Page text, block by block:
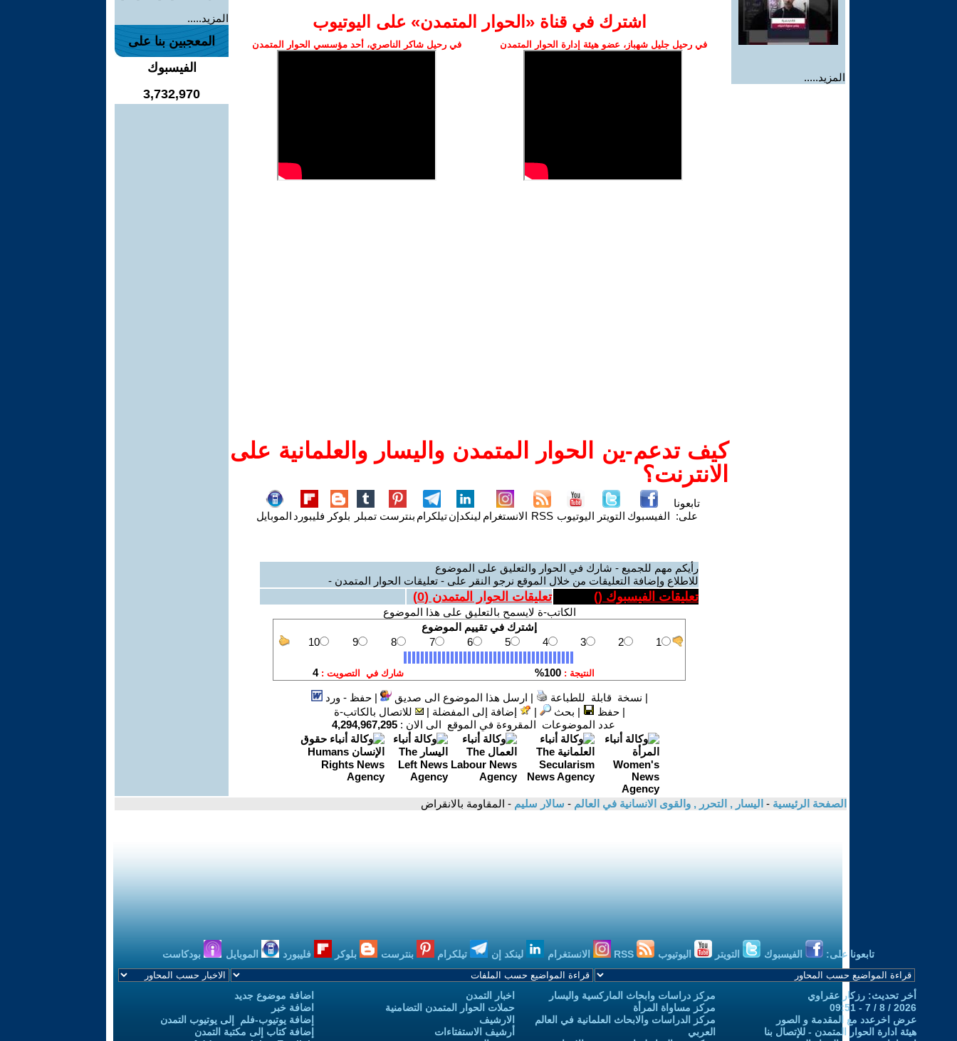
المزيد.....
اشترك في قناة ‫«الحوار المتمدن» على اليوتيوب
في رحيل جليل شهباز، عضو هيئة إدارة الحوار المتمدن في رحيل شاكر الناصري، أحد مؤسسي الحوار المتمدن
كيف تدعم-ين الحوار المتمدن واليسار والعلمانية على
الانترنت؟
تابعونا
على: الفيسبوك التويتر اليوتيوب RSS الانستغرام لينكدإنتيلكرام بنترست تمبلر بلوكر فليبورد الموبايل
رأيكم مهم للجميع - شارك في الحوار والتعليق على الموضوع
للاطلاع وإضافة التعليقات من خلال الموقع نرجو النقر على - تعليقات الحوار المتمدن -
تعليقات الفيسبوك () تعليقات الحوار المتمدن (0
)
الكاتب-ة لايسمح بالتعليق على هذا الموضوع
| نسخة قابلة للطباعة | ارسل هذا الموضوع الى صديق |حفظ - ورد
|حفظ | بحث | إضافة إلى المفضلة |
للاتصال بالكاتب-ة
عدد الموضوعات المقروءة في الموقع الى الان : 4,294,967,295
المزيد.....
المعجبين بنا على
الفيسبوك
3,732,970
الصفحة الرئيسية - اليسار , التحرر , والقوى الانسانية في العالم - سالار سليم - المقاومة بالانقراض
تابعونا على: الفيسبوك التويتر اليوتيوب الانستغرام لينكد إن تيلكرام بنترست بلوكر فليبورد الموبايل بودكاست
أخر تحديث: رزكار عقراوي
2026 / 8 / 7 - 09:51
عرض اخرعدد مع المقدمة و الصور
هيئة ادارة الحوار المتمدن - للإتصال بنا
مركز دراسات وابحاث الماركسية واليسار
مركز مساواة المرأة
مركز الدراسات والابحاث العلمانية في العالم
العربي
اخبار التمدن
حملات الحوار المتمدن التضامنية
الارشيف
أرشيف الاستفتاءات
اضافة موضوع جديد
اضافة خبر
إضافة يوتيوب-فلم إلى يوتيوب التمدن
إضافة كتاب إلى مكتبة التمدن